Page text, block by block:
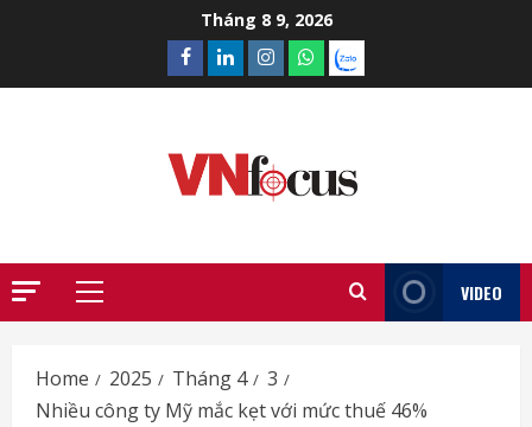
Tháng 8 9, 2026
Facebook
LinkedinInstagram
What’sapp
Zalo
Primary
VIDEO
Home 2025 Tháng 4
3
Nhiều công ty Mỹ mắc kẹt với mức thuế 46%